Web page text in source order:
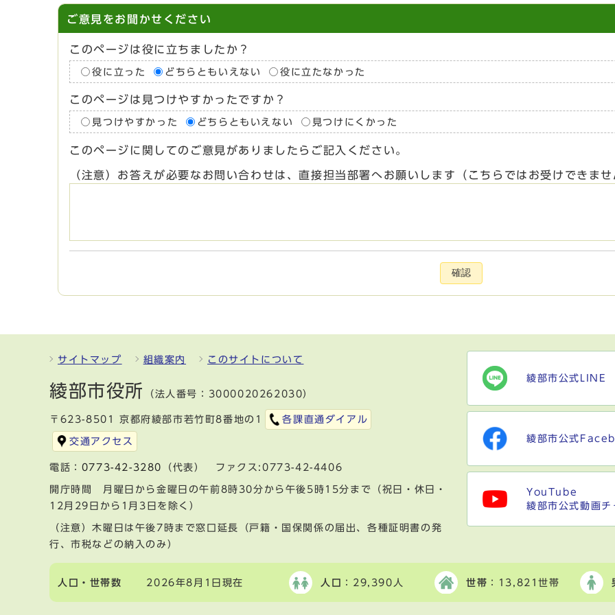
ご意見をお聞かせください
このページは役に立ちましたか？
役に立った どちらともいえない 役に立たなかった
このページは見つけやすかったですか？
見つけやすかった どちらともいえない 見つけにくかった
このページに関してのご意見がありましたらご記入ください。
（注意）お答えが必要なお問い合わせは、直接担当部署へお願いします（こちらではお受けできま
確認
サイトマップ 組織案内 このサイトについて
綾部市役所 （法人番号：3000020262030）
〒623-8501 京都府綾部市若竹町8番地の1 各課直通ダイアル
交通アクセス
電話： 0773-42-3280 （代表） ファクス:0773-42-4406
開庁時間 月曜日から金曜日の午前8時30分から午後5時15分まで（祝日・休日・
12月29日から1月3日を除く）
（注意）木曜日は午後7時まで窓口延長（戸籍・国保関係の届出、各種証明書の発
行、市税などの納入のみ）
綾部市公式LINE
綾部市公式
YouTube
綾部市公式動画チ
人口・世帯数 2026年8月1日現在 人口 ：29,390人 世帯 ：13,821世帯